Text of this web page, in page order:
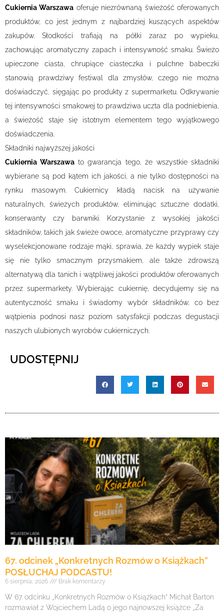
Cukiernia Warszawa oferuje niezrównaną świeżość oferowanych
produktów, co jest jednym z najbardziej kuszących aspektów
zakupów. Słodkości trafiają na półki zaraz po wypieku,
zachowując aromatyczny zapach i intensywność smaku. Świeżo
upieczone ciasta, chrupiące ciasteczka i pulchne babeczki
stanowią prawdziwy festiwal dla zmysłów, czego nie można
doświadczyć, sięgając po produkty z supermarketu. Odkrywanie
tej intensywności smakowej to prawdziwa uczta dla podniebienia,
a świeżość staje się istotnym elementem tego wyjątkowego
doświadczenia.
Składniki najwyższej jakości
Cukiernia Warszawa to gwarancja tego, że wszystkie składniki
wybierane są pod kątem ich jakości, a nie tylko dostępności na
rynku masowym. Cukiernicy kładą nacisk na używanie
naturalnych, świeżych produktów, eliminując sztuczne dodatki,
konserwanty czy barwniki. Korzystanie z wysokiej jakości
składników, takich jak świeże owoce, aromatyczne przyprawy czy
wyselekcjonowane rodzaje mąki, sprawia, że każdy wypiek staje
się nie tylko smacznym przysmakiem, ale także zdrowszą
alternatywą dla tanich i wątpliwej jakości produktów oferowanych
przez supermarkety. Wybierając cukiernię, decydujemy się na
autentyczność smaku i świadomy wybór składników, co bez
wątpienia podnosi nasz poziom satysfakcji podczas degustacji
naszych ulubionych wyrobów cukierniczych.
UDOSTĘPNIJ
67. odcinek „Konkretnych Rozmów o Książkach”
POSŁUCHAJ PODCASTU!
6 sierpnia, 2026 Brak komentarzy
W 67. odcinku „Konkretnych Rozmów o Książkach” Michał Barton
rozmawiał z Wojciechem Ladą o jego najnowszej książce „Za